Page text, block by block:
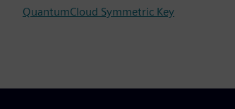
QuantumCloud Symmetric Key